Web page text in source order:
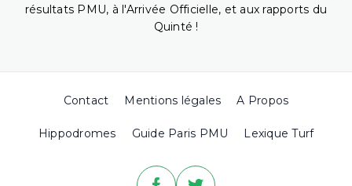
résultats PMU, à l'Arrivée Officielle, et aux rapports du
Quinté !
Contact Mentions légales A Propos
Hippodromes Guide Paris PMU Lexique Turf